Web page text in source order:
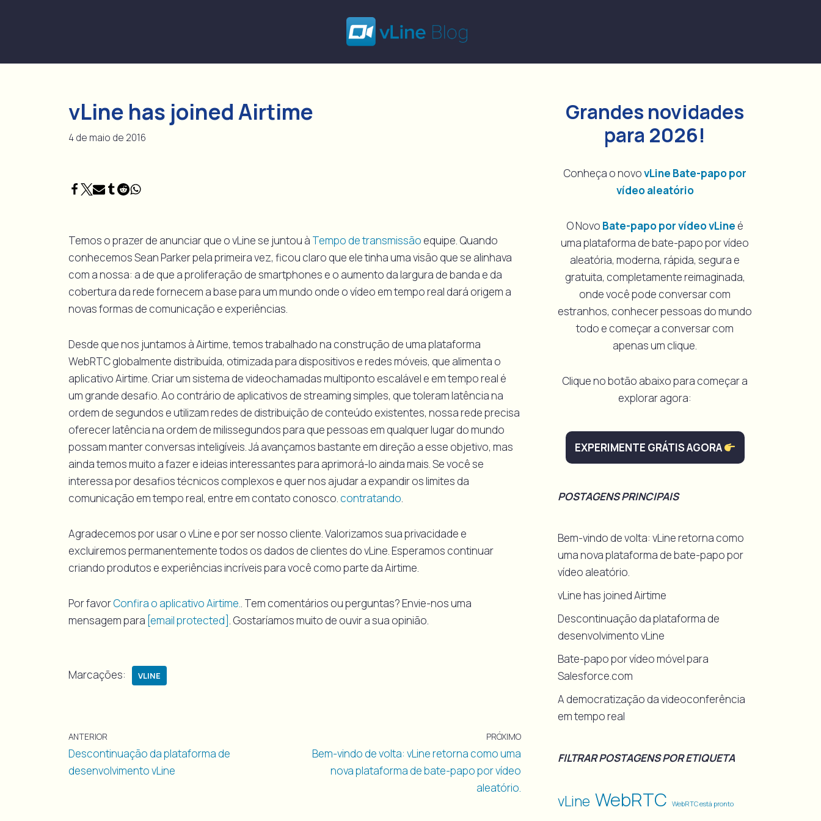
o
vLine has joined Airtime
4 de maio de 2016
Temos o prazer de anunciar que o vLine se juntou à Tempo de transmissão equipe. Quando
conhecemos Sean Parker pela primeira vez, ficou claro que ele tinha uma visão que se alinhava
com a nossa: a de que a proliferação de smartphones e o aumento da largura de banda e da
cobertura da rede fornecem a base para um mundo onde o vídeo em tempo real dará origem a
novas formas de comunicação e experiências.
Desde que nos juntamos à Airtime, temos trabalhado na construção de uma plataforma
WebRTC globalmente distribuída, otimizada para dispositivos e redes móveis, que alimenta o
aplicativo Airtime. Criar um sistema de videochamadas multiponto escalável e em tempo real é
um grande desafio. Ao contrário de aplicativos de streaming simples, que toleram latência na
ordem de segundos e utilizam redes de distribuição de conteúdo existentes, nossa rede precisa
oferecer latência na ordem de milissegundos para que pessoas em qualquer lugar do mundo
possam manter conversas inteligíveis. Já avançamos bastante em direção a esse objetivo, mas
ainda temos muito a fazer e ideias interessantes para aprimorá-lo ainda mais. Se você se
interessa por desafios técnicos complexos e quer nos ajudar a expandir os limites da
comunicação em tempo real, entre em contato conosco. contratando.
Agradecemos por usar o vLine e por ser nosso cliente. Valorizamos sua privacidade e
excluiremos permanentemente todos os dados de clientes do vLine. Esperamos continuar
criando produtos e experiências incríveis para você como parte da Airtime.
Por favorConfira o aplicativo Airtime.. Tem comentários ou perguntas? Envie-nos uma
mensagem para [email protected]. Gostaríamos muito de ouvir a sua opinião.
Marcações: VLINE
ANTERIOR
Descontinuação da plataforma de
desenvolvimento vLine
PRÓXIMO
Bem-vindo de volta: vLine retorna como uma
nova plataforma de bate-papo por vídeo
aleatório.
Grandes novidades
para 2026!
Conheça o novovLine Bate-papo por
vídeo aleatório
O Novo Bate-papo por vídeo vLine é
uma plataforma de bate-papo por vídeo
aleatória, moderna, rápida, segura e
gratuita, completamente reimaginada,
onde você pode conversar com
estranhos, conhecer pessoas do mundo
todo e começar a conversar com
apenas um clique.
Clique no botão abaixo para começar a
explorar agora:
EXPERIMENTE GRÁTIS AGORA
POSTAGENS PRINCIPAIS
Bem-vindo de volta: vLine retorna como
uma nova plataforma de bate-papo por
vídeo aleatório.
vLine has joined Airtime
Descontinuação da plataforma de
desenvolvimento vLine
Bate-papo por vídeo móvel para
Salesforce.com
A democratização da videoconferência
em tempo real
FILTRAR POSTAGENS POR ETIQUETA
vLine WebRTC WebRTC está pronto